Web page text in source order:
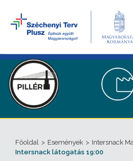
Főoldal > Események > Intersnack
Intersnack látogatás 19:00